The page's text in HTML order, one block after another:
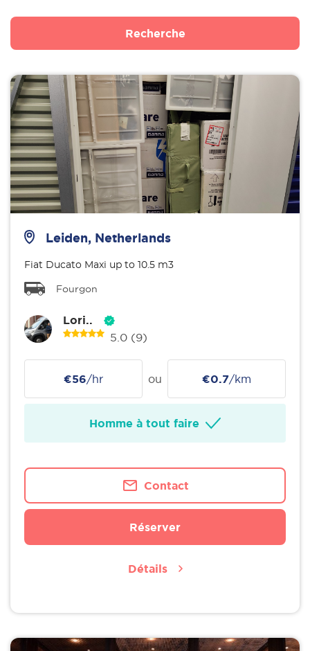
Recherche
Leiden, Netherlands
Fiat Ducato Maxi up to 10.5 m3
Fourgon
Lori..
5.0 (9)
€56/hr ou €0.7/km
Homme à tout faire
Contact
Réserver
Détails